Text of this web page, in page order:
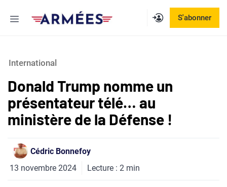
S'abonner
Menu
International
Donald Trump nomme un
présentateur télé… au
ministère de la Défense !
Cédric Bonnefoy
13 novembre 2024
Lecture : 2 min